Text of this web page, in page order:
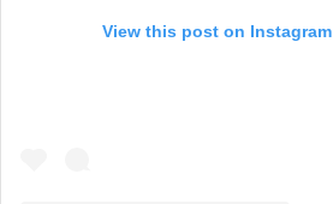
View this post on Instagram